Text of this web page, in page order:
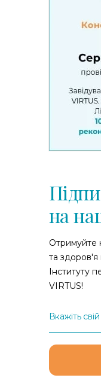
на
Отримуйте
та здоров'я
Інституту
VIRTUS!
Вкажіть